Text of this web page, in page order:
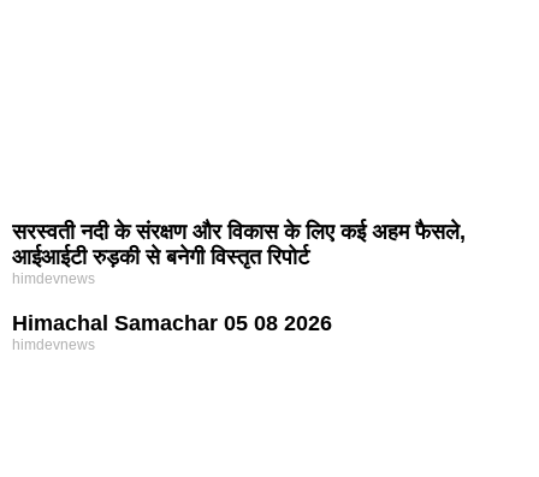
सरस्वती नदी के संरक्षण और विकास के लिए कई अहम फैसले,
आईआईटी रुड़की से बनेगी विस्तृत रिपोर्ट
himdevnews
Himachal Samachar 05 08 2026
himdevnews